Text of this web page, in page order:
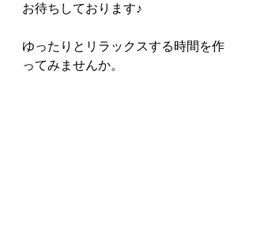
お待ちしております♪
ゆったりとリラックスする時間を作
ってみませんか。